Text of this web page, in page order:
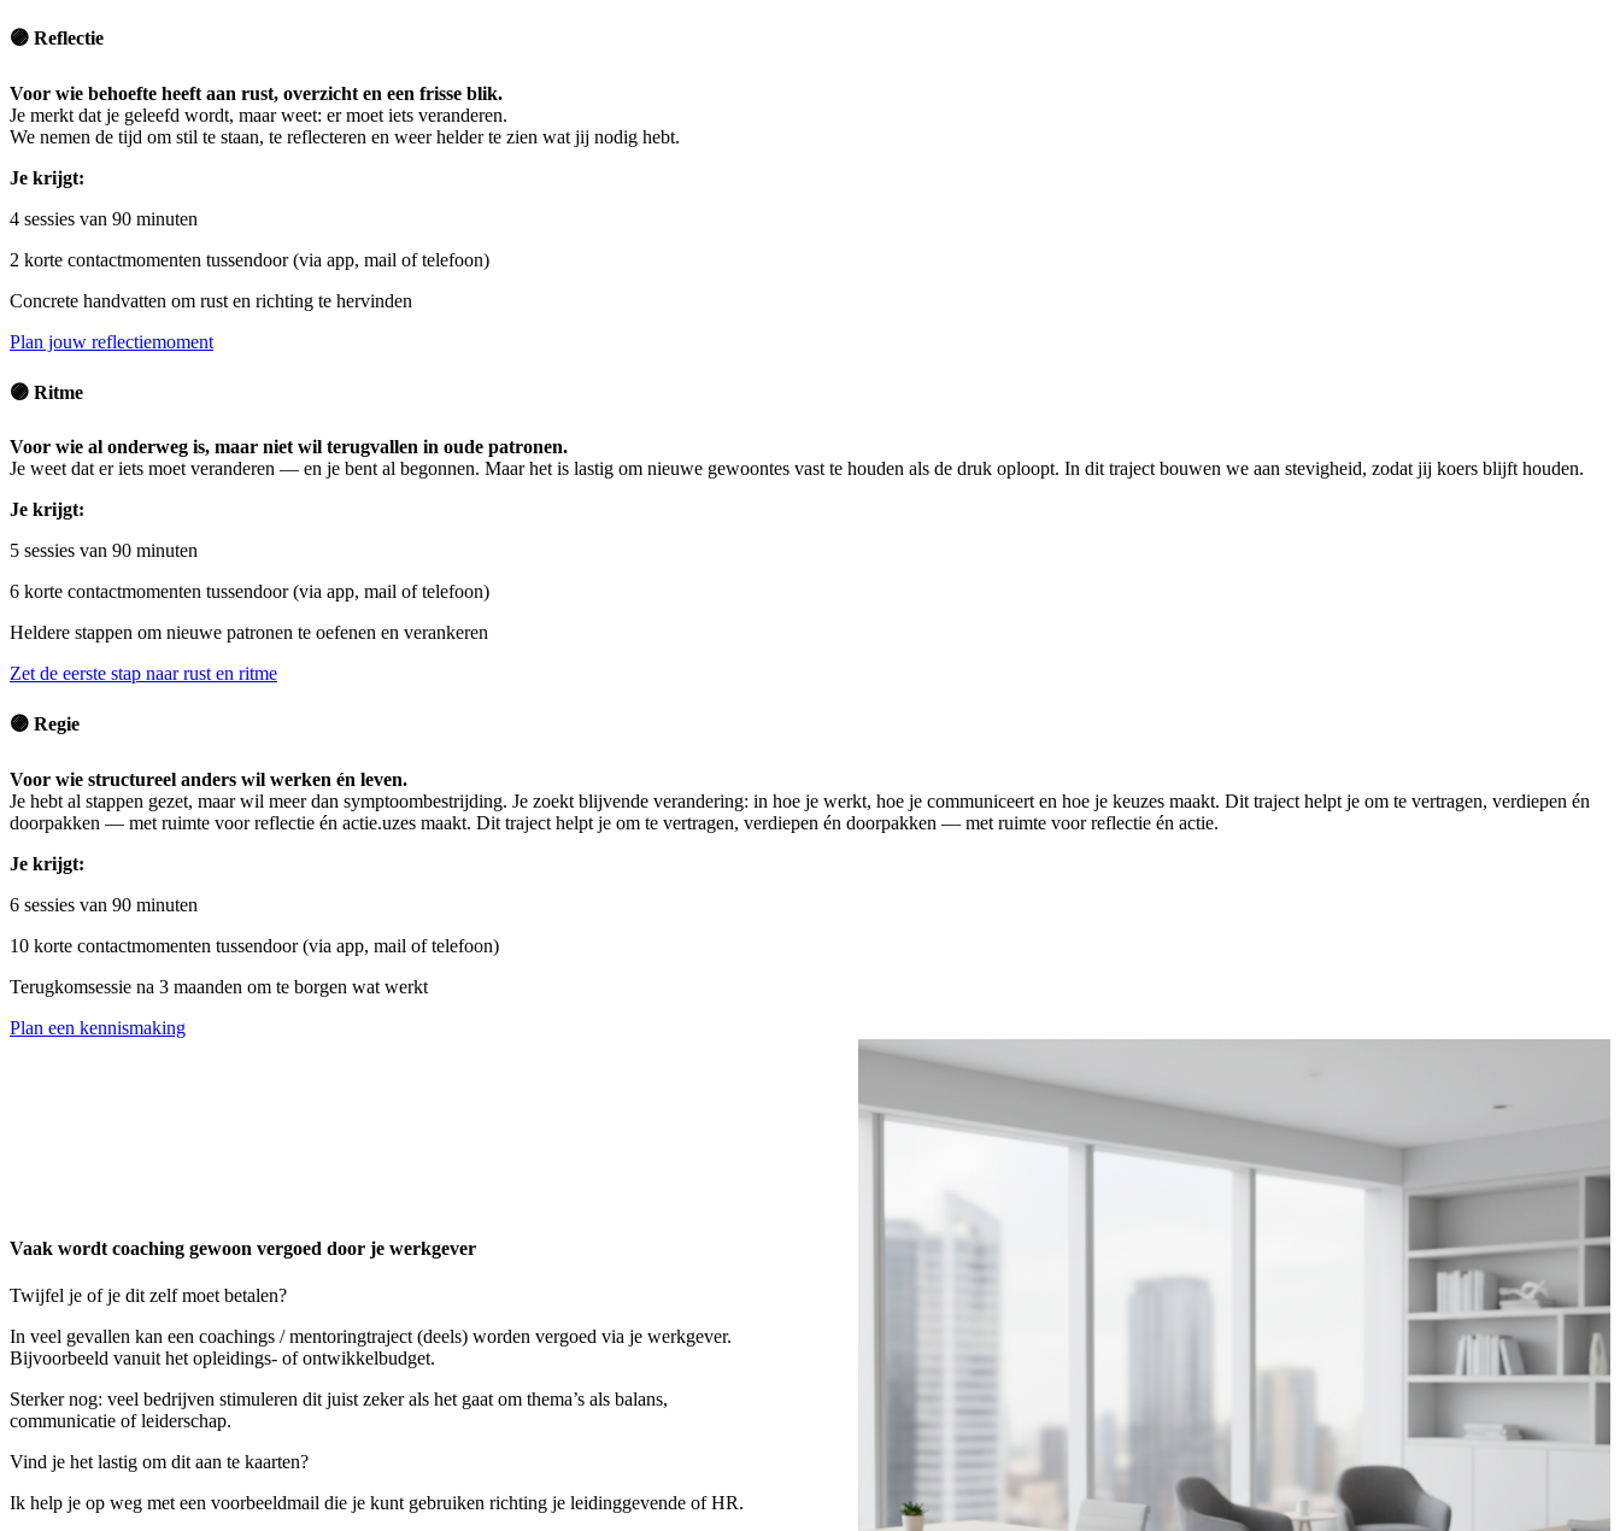
🟣 Reflectie
Voor wie behoefte heeft aan rust, overzicht en een frisse blik.
Je merkt dat je geleefd wordt, maar weet: er moet iets veranderen.
We nemen de tijd om stil te staan, te reflecteren en weer helder te zien wat jij nodig hebt.
Je krijgt:
4 sessies van 90 minuten
2 korte contactmomenten tussendoor (via app, mail of telefoon)
Concrete handvatten om rust en richting te hervinden
Plan jouw reflectiemoment
🟣 Ritme
Voor wie al onderweg is, maar niet wil terugvallen in oude patronen.
Je weet dat er iets moet veranderen — en je bent al begonnen. Maar het is lastig om nieuwe gewoontes vast te houden als de druk oploopt. In dit traject bouwen we aan stevigheid, zodat jij koers blijft houden.
Je krijgt:
5 sessies van 90 minuten
6 korte contactmomenten tussendoor (via app, mail of telefoon)
Heldere stappen om nieuwe patronen te oefenen en verankeren
Zet de eerste stap naar rust en ritme
🟣 Regie
Voor wie structureel anders wil werken én leven.
Je hebt al stappen gezet, maar wil meer dan symptoombestrijding. Je zoekt blijvende verandering: in hoe je werkt, hoe je communiceert en hoe je keuzes maakt. Dit traject helpt je om te vertragen, verdiepen én
doorpakken — met ruimte voor reflectie én actie.uzes maakt. Dit traject helpt je om te vertragen, verdiepen én doorpakken — met ruimte voor reflectie én actie.
Je krijgt:
6 sessies van 90 minuten
10 korte contactmomenten tussendoor (via app, mail of telefoon)
Terugkomsessie na 3 maanden om te borgen wat werkt
Plan een kennismaking
Vaak wordt coaching gewoon vergoed door je werkgever
Twijfel je of je dit zelf moet betalen?
In veel gevallen kan een coachings / mentoringtraject (deels) worden vergoed via je werkgever.
Bijvoorbeeld vanuit het opleidings- of ontwikkelbudget.
Sterker nog: veel bedrijven stimuleren dit juist zeker als het gaat om thema’s als balans,
communicatie of leiderschap.
Vind je het lastig om dit aan te kaarten?
Ik help je op weg met een voorbeeldmail die je kunt gebruiken richting je leidinggevende of HR.